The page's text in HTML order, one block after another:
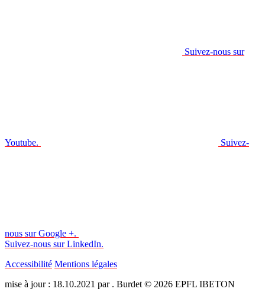
Suivez-nous sur
Youtube. Suivez-
nous sur Google +.
Suivez-nous sur LinkedIn.
Accessibilité Mentions légales
mise à jour : 18.10.2021 par . Burdet © 2026 EPFL IBETON